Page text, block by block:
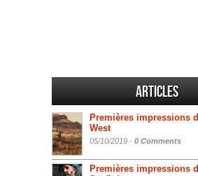
Articles
Premières impressions
West
05/10/2019 - 0 Comments
Premières impressions